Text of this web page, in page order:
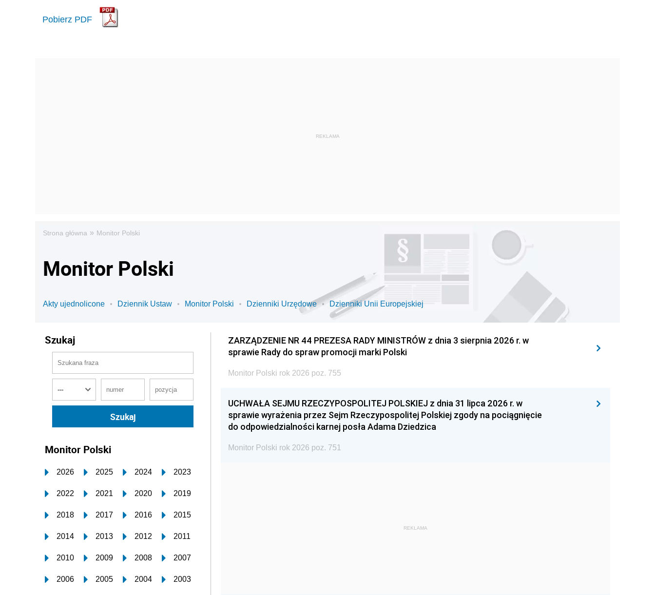
Pobierz PDF
Strona główna » Monitor Polski
Monitor Polski
Akty ujednolicone Dziennik Ustaw Monitor Polski Dzienniki Urzędowe Dzienniki Unii Europejskiej
Szukaj
Monitor Polski
2026 2025 2024 2023
2022 2021 2020 2019
2018 2017 2016 2015
2014 2013 2012 2011
2010 2009 2008 2007
2006 2005 2004 2003
ZARZĄDZENIE NR 44 PREZESA RADY MINISTRÓW z dnia 3 sierpnia 2026 r. w
sprawie Rady do spraw promocji marki Polski
Monitor Polski rok 2026 poz. 755
UCHWAŁA SEJMU RZECZYPOSPOLITEJ POLSKIEJ z dnia 31 lipca 2026 r. w
sprawie wyrażenia przez Sejm Rzeczypospolitej Polskiej zgody na pociągnięcie
do odpowiedzialności karnej posła Adama Dziedzica
Monitor Polski rok 2026 poz. 751
REKLAMA